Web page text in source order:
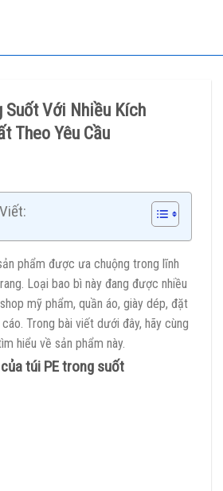
Suốt Với Nhiều Kích
Theo Yêu Cầu
phẩm được ưa chuộng trong lĩnh
Loại bao bì này đang được nhiều
mỹ phẩm, quần áo, giày dép, đặt
Trong bài viết dưới đây, hãy cùng
hiểu về sản phẩm này.
túi PE trong suốt